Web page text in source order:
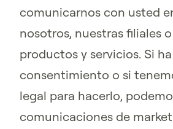
comunicarnos con usted
nosotros, nuestras filiales
productos y servicios. Si
consentimiento o si
legal para hacerlo,
comunicaciones de